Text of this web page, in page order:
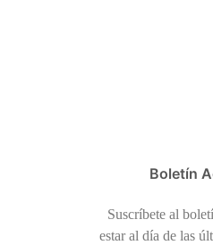
Boletín
Suscríbete al
estar al día de las